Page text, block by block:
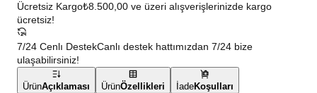
Ücretsiz Kargo₺8.500,00 ve üzeri alışverişlerinizde kargo
ücretsiz!
7/24 Cenlı DestekCanlı destek hattımızdan 7/24 bize
ulaşabilirsiniz!
ÜrünAçıklaması ÜrünÖzellikleri İadeKoşulları